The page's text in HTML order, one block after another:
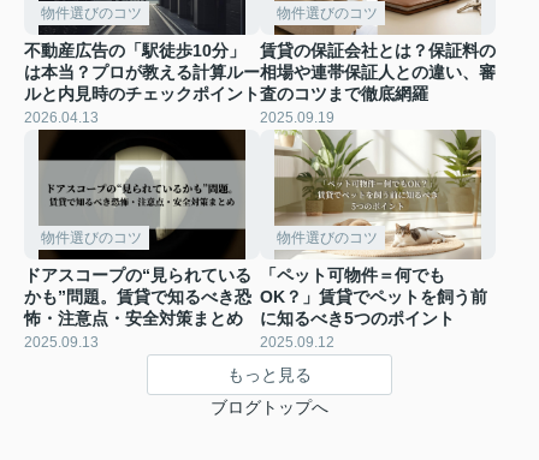
物件選びのコツ
不動産広告の「駅徒歩10分」
は本当？プロが教える計算ルー
ルと内見時のチェックポイント
2026.04.13
物件選びのコツ
賃貸の保証会社とは？保証料の
相場や連帯保証人との違い、審
査のコツまで徹底網羅
2025.09.19
物件選びのコツ
ドアスコープの“見られている
かも”問題。賃貸で知るべき恐
怖・注意点・安全対策まとめ
2025.09.13
物件選びのコツ
「ペット可物件＝何でも
OK？」賃貸でペットを飼う前
に知るべき5つのポイント
2025.09.12
もっと見る
ブログトップへ